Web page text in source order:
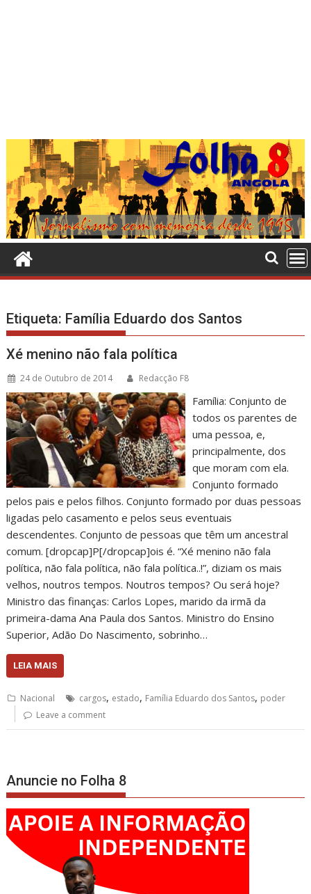
Etiqueta: Família Eduardo dos Santos
Xé menino não fala política
24 de Outubro de 2014 Redacção F8
Família: Conjunto de
todos os parentes de
uma pessoa, e,
principalmente, dos
que moram com ela.
Conjunto formado
pelos pais e pelos filhos. Conjunto formado por duas pessoas
ligadas pelo casamento e pelos seus eventuais
descendentes. Conjunto de pessoas que têm um ancestral
comum. [dropcap]P[/dropcap]ois é. “Xé menino não fala
política, não fala política, não fala política..!”, diziam os mais
velhos, noutros tempos. Noutros tempos? Ou será hoje?
Ministro das finanças: Carlos Lopes, marido da irmã da
primeira-dama Ana Paula dos Santos. Ministro do Ensino
Superior, Adão Do Nascimento, sobrinho…
LEIA MAIS
Nacional cargos, estado, Família Eduardo dos Santos, poder
Leave a comment
Anuncie no Folha 8